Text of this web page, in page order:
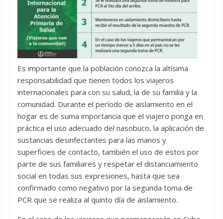
Es importante que la población conozca la altísima
responsabilidad que tienen todos los viajeros
internacionales para con su salud, la de su familia y la
comunidad. Durante el período de aislamiento en el
hogar es de suma importancia que el viajero ponga en
práctica el uso adecuado del nasobuco, la aplicación de
sustancias desinfectantes para las manos y
superficies de contacto, también el uso de estos por
parte de sus familiares y respetar el distanciamiento
social en todas sus expresiones, hasta que sea
confirmado como negativo por la segunda toma de
PCR que se realiza al quinto día de aislamiento.